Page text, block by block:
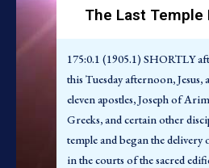
pregação o Pai tem feito
curados porque creram; mas
proclamação da verdade e
abriu os olhos daqueles que se
daqueles que estão
evangelho do reino.
The Last Temple
175:0.1 (1905.1) SHORTLY
this Tuesday afternoon, Jesus,
eleven apostles, Joseph of
Greeks, and certain other
temple and began the delivery
in the courts of the sacred